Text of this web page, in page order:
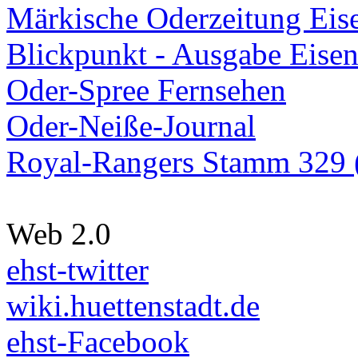
Märkische Oderzeitung
Blickpunkt - Ausgabe
Oder-Spree Fernsehen
Oder-Neiße-Journal
Royal-Rangers Stamm
Web 2.0
ehst-twitter
wiki.huettenstadt.de
ehst-Facebook